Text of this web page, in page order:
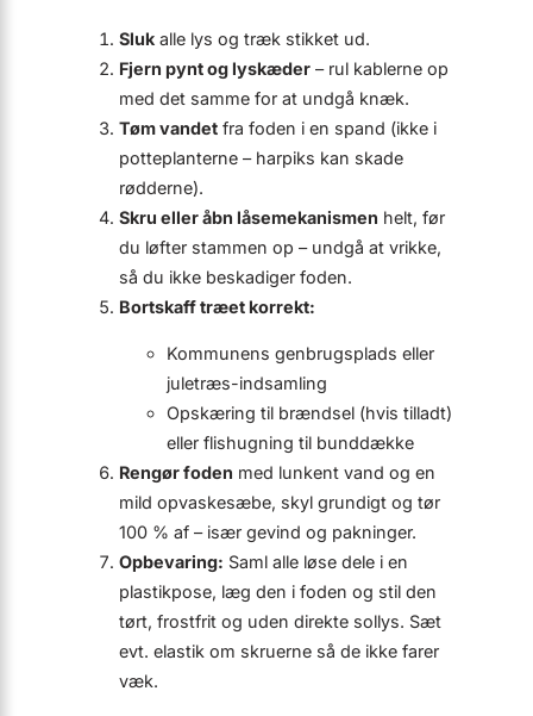
Sluk alle lys og træk stikket ud.
Fjern pynt og lyskæder – rul kablerne op
med det samme for at undgå knæk.
Tøm vandet fra foden i en spand (ikke i
potteplanterne – harpiks kan skade
rødderne).
Skru eller åbn låsemekanismen helt, før
du løfter stammen op – undgå at vrikke,
så du ikke beskadiger foden.
Bortskaff træet korrekt:
Kommunens genbrugsplads eller
juletræs-indsamling
Opskæring til brændsel (hvis tilladt)
eller flishugning til bunddække
Rengør foden med lunkent vand og en
mild opvaskesæbe, skyl grundigt og tør
100 % af – især gevind og pakninger.
Opbevaring: Saml alle løse dele i en
plastikpose, læg den i foden og stil den
tørt, frostfrit og uden direkte sollys. Sæt
evt. elastik om skruerne så de ikke farer
væk.